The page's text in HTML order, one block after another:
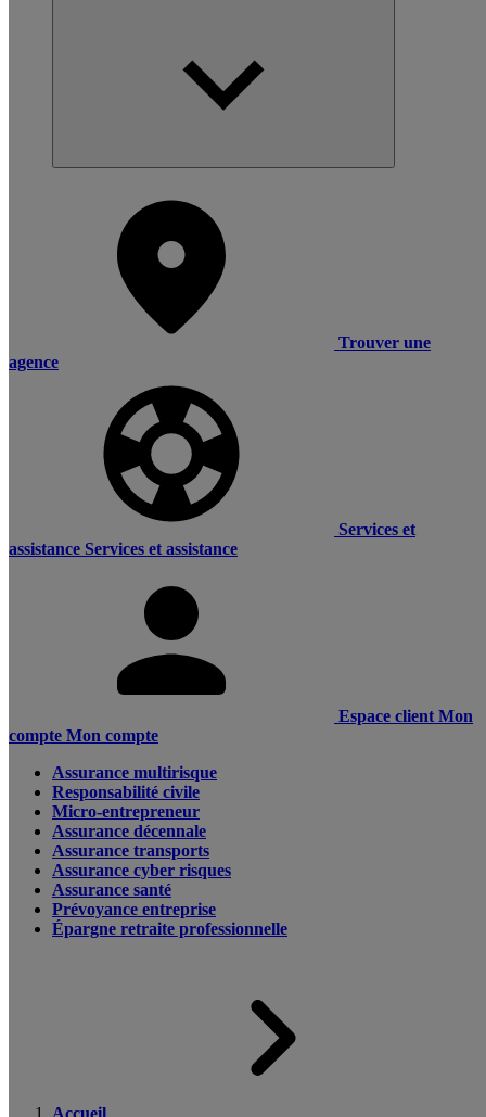
Trouver une
agence
Services et
assistance Services et assistance
Espace client Mon
compte Mon compte
Assurance multirisque
Responsabilité civile
Micro-entrepreneur
Assurance décennale
Assurance transports
Assurance cyber risques
Assurance santé
Prévoyance entreprise
Épargne retraite professionnelle
Accueil